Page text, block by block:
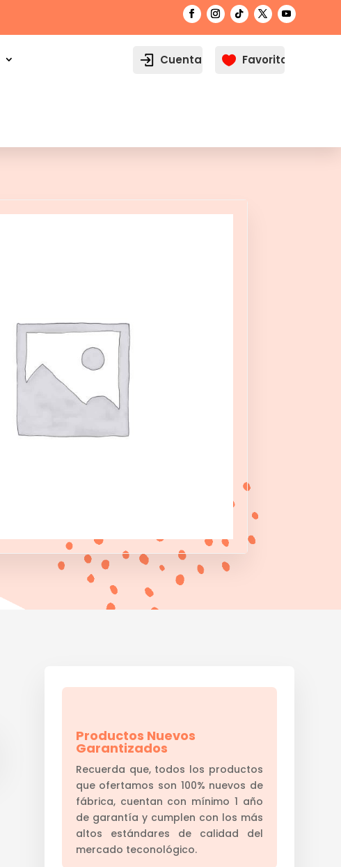
Cuenta  Favoritos
Productos Nuevos
Garantizados
Recuerda que, todos los productos
que ofertamos son 100% nuevos de
fábrica, cuentan con mínimo 1 año
de garantía y cumplen con los más
altos estándares de calidad del
mercado teconológico.